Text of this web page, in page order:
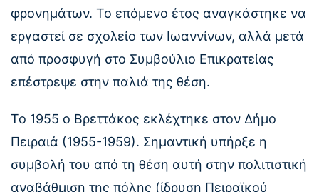
φρονημάτων. Το επόμενο έτος αναγκάστηκε να
εργαστεί σε σχολείο των Ιωαννίνων, αλλά μετά
από προσφυγή στο Συμβούλιο Επικρατείας
επέστρεψε στην παλιά της θέση.
Το 1955 ο Βρεττάκος εκλέχτηκε στον Δήμο
Πειραιά (1955-1959). Σημαντική υπήρξε η
συμβολή του από τη θέση αυτή στην πολιτιστική
αναβάθμιση της πόλης (ίδρυση Πειραϊκού